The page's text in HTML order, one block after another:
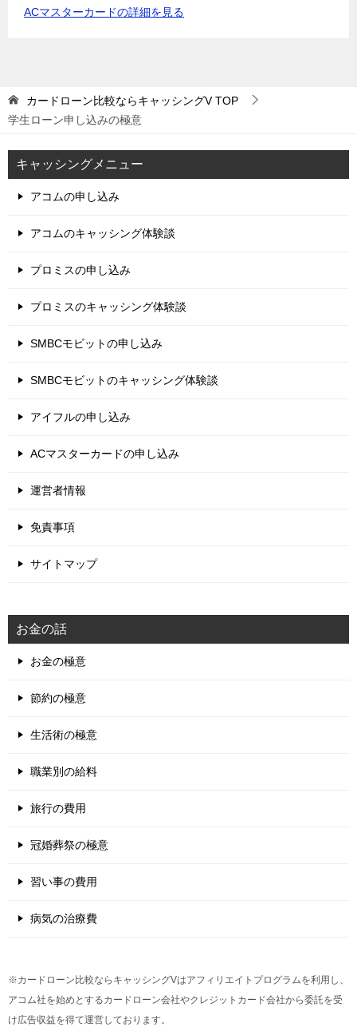
ACマスターカードの詳細を見る
カードローン比較ならキャッシングVTOP
学生ローン申し込みの極意
キャッシングメニュー
アコムの申し込み
アコムのキャッシング体験談
プロミスの申し込み
プロミスのキャッシング体験談
SMBCモビットの申し込み
SMBCモビットのキャッシング体験談
アイフルの申し込み
ACマスターカードの申し込み
運営者情報
免責事項
サイトマップ
お金の話
お金の極意
節約の極意
生活術の極意
職業別の給料
旅行の費用
冠婚葬祭の極意
習い事の費用
病気の治療費
※カードローン比較ならキャッシングVはアフィリエイトプログラムを利用し、
アコム社を始めとするカードローン会社やクレジットカード会社から委託を受
け広告収益を得て運営しております。